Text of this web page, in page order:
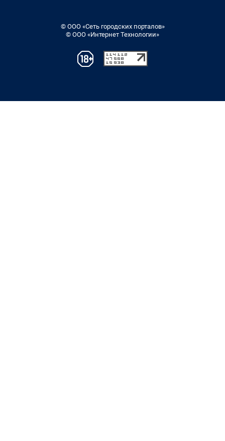
© ООО «Сеть городских порталов»
© ООО «Интернет Технологии»